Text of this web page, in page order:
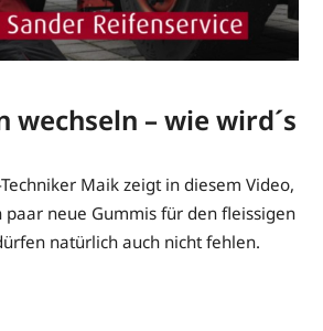
wechseln – wie wird´s
Maik zeigt in diesem Video,
paar neue Gummis für den fleissigen
natürlich auch nicht fehlen.